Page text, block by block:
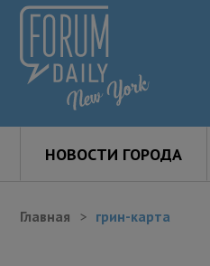
НОВОСТИ ГОРОДА
Главная грин-карта